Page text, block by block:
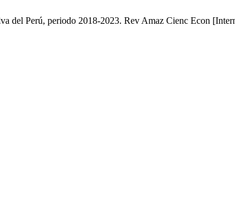
del Perú, periodo 2018-2023. Rev Amaz Cienc Econ